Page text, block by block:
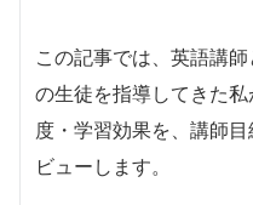
この記事では、英語講
の生徒を指導してきた
度・学習効果を、講師
ビューします。